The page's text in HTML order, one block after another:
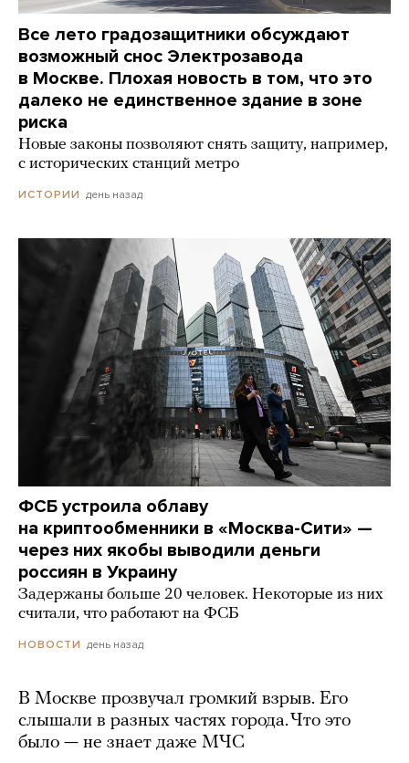
Все лето градозащитники обсуждают
возможный снос Электрозавода
в Москве. Плохая новость в том, что это
далеко не единственное здание в зоне
риска
Новые законы позволяют снять защиту, например,
с исторических станций метро
ИСТОРИИ день назад
ФСБ устроила облаву
на криптообменники в «Москва-Сити» —
через них якобы выводили деньги
россиян в Украину
Задержаны больше 20 человек. Некоторые из них
считали, что работают на ФСБ
НОВОСТИ день назад
В Москве прозвучал громкий взрыв. Его
слышали в разных частях города. Что это
было — не знает даже МЧС